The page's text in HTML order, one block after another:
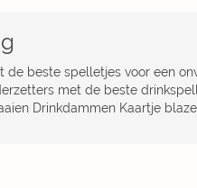
de beste spelletjes voor een
met de beste
Drinkdammen Kaartje